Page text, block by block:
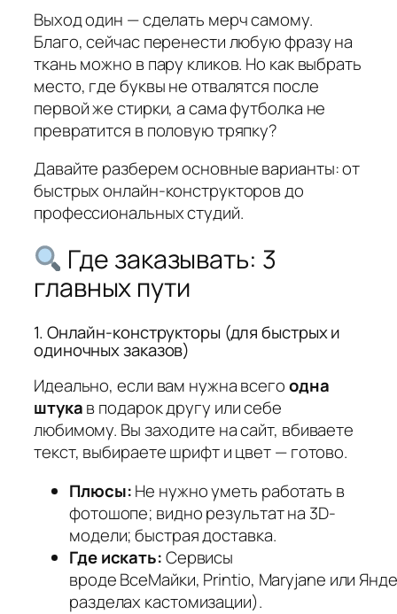
Выход один — сделать мерч самому.
Благо, сейчас перенести любую фразу на
ткань можно в пару кликов. Но как выбрать
место, где буквы не отвалятся после
первой же стирки, а сама футболка не
превратится в половую тряпку?
Давайте разберем основные варианты: от
быстрых онлайн-конструкторов до
профессиональных студий.
Где заказывать: 3
главных пути
1. Онлайн-конструкторы (для быстрых и
одиночных заказов)
Идеально, если вам нужна всегоодна
штукав подарок другу или себе
любимому. Вы заходите на сайт, вбиваете
текст, выбираете шрифт и цвет — готово.
Плюсы:Не нужно уметь работать в
фотошопе; видно результат на 3D-
модели; быстрая доставка.
Где искать:Сервисы
вродеВсеМайки, Printio, Maryjane или
разделах кастомизации).